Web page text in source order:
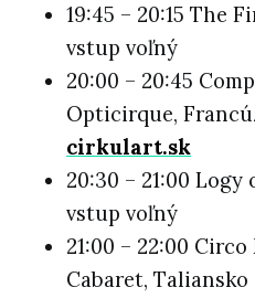
19:45 – 20:15 The
vstup voľný
20:00 – 20:45
Opticirque,
cirkulart.sk
20:30 – 21:00
vstup voľný
21:00 – 22:00
Cabaret,